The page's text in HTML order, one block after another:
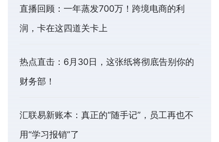
直播回顾：一年蒸发700万！跨境电商的利
润，卡在这四道关卡上
热点直击：6月30日，这张纸将彻底告别你的
财务部！
汇联易新账本：真正的“随手记”，员工再也不
用“学习报销”了